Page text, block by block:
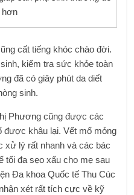
hơn
cất tiếng khóc chào đời.
kiểm tra sức khỏe toàn
đã có giây phút da diết
sinh.
Phương cũng được các
được khâu lại. Vết mổ mỏng
xử lý rất nhanh và các bác
tối đa sẹo xấu cho mẹ sau
Đa khoa Quốc tế Thu Cúc
xét rất tích cực về kỹ